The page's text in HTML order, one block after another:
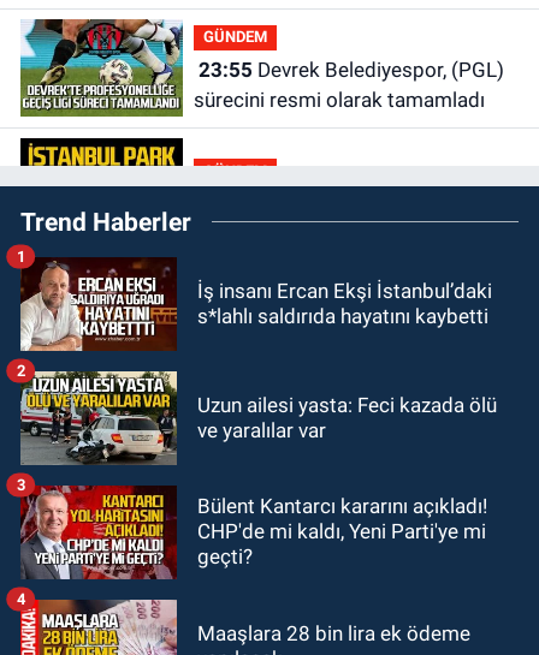
GÜNDEM
23:55
sürecini resmi olarak tamamladı
GÜNDEM
23:05Kozlu Belediyespor'dan
3.Lig'e transfer oldu
22:33Zonguldak TSO önemli
GÜNDEM
22:119 yaşındaki Burak Keskintığ
için acil Trombosit Arh (+) kana
Trend Haberler
İş insanı Ercan Ekşi İstanbul’daki
s*lahlı saldırıda hayatını kaybetti
1
Uzun ailesi yasta: Feci kazada ölü
ve yaralılar var
2
Bülent Kantarcı kararını açıkladı!
CHP'de mi kaldı, Yeni Parti'ye mi
geçti?
3
Maaşlara 28 bin lira ek ödeme
4